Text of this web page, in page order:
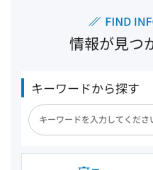
情報が見つ
キーワードから探す